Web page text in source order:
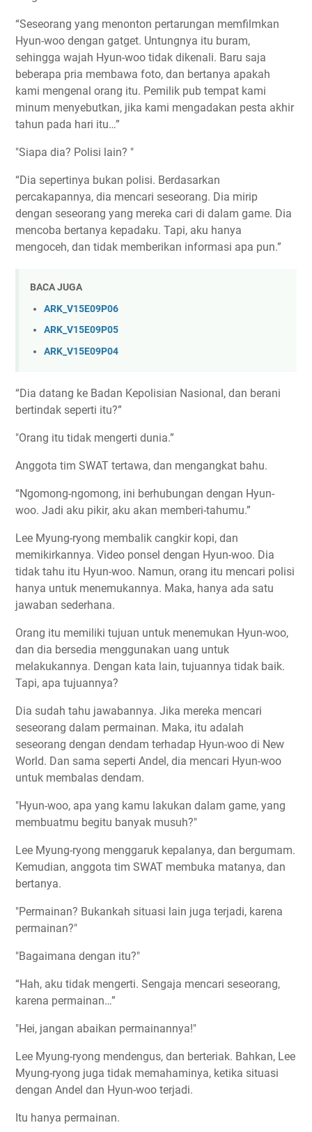
“Seseorang yang menonton pertarungan memfilmkan
Hyun-woo dengan gatget. Untungnya itu buram,
sehingga wajah Hyun-woo tidak dikenali. Baru saja
beberapa pria membawa foto, dan bertanya apakah
kami mengenal orang itu. Pemilik pub tempat kami
minum menyebutkan, jika kami mengadakan pesta akhir
tahun pada hari itu…”
"Siapa dia? Polisi lain? "
“Dia sepertinya bukan polisi. Berdasarkan
percakapannya, dia mencari seseorang. Dia mirip
dengan seseorang yang mereka cari di dalam game. Dia
mencoba bertanya kepadaku. Tapi, aku hanya
mengoceh, dan tidak memberikan informasi apa pun.”
BACA JUGA
ARK_V15E09P06
ARK_V15E09P05
ARK_V15E09P04
“Dia datang ke Badan Kepolisian Nasional, dan berani
bertindak seperti itu?”
"Orang itu tidak mengerti dunia.”
Anggota tim SWAT tertawa, dan mengangkat bahu.
“Ngomong-ngomong, ini berhubungan dengan Hyun-
woo. Jadi aku pikir, aku akan memberi-tahumu.”
Lee Myung-ryong membalik cangkir kopi, dan
memikirkannya. Video ponsel dengan Hyun-woo. Dia
tidak tahu itu Hyun-woo. Namun, orang itu mencari polisi
hanya untuk menemukannya. Maka, hanya ada satu
jawaban sederhana.
Orang itu memiliki tujuan untuk menemukan Hyun-woo,
dan dia bersedia menggunakan uang untuk
melakukannya. Dengan kata lain, tujuannya tidak baik.
Tapi, apa tujuannya?
Dia sudah tahu jawabannya. Jika mereka mencari
seseorang dalam permainan. Maka, itu adalah
seseorang dengan dendam terhadap Hyun-woo di New
World. Dan sama seperti Andel, dia mencari Hyun-woo
untuk membalas dendam.
"Hyun-woo, apa yang kamu lakukan dalam game, yang
membuatmu begitu banyak musuh?"
Lee Myung-ryong menggaruk kepalanya, dan bergumam.
Kemudian, anggota tim SWAT membuka matanya, dan
bertanya.
"Permainan? Bukankah situasi lain juga terjadi, karena
permainan?"
"Bagaimana dengan itu?"
“Hah, aku tidak mengerti. Sengaja mencari seseorang,
karena permainan…”
"Hei, jangan abaikan permainannya!"
Lee Myung-ryong mendengus, dan berteriak. Bahkan, Lee
Myung-ryong juga tidak memahaminya, ketika situasi
dengan Andel dan Hyun-woo terjadi.
Itu hanya permainan.